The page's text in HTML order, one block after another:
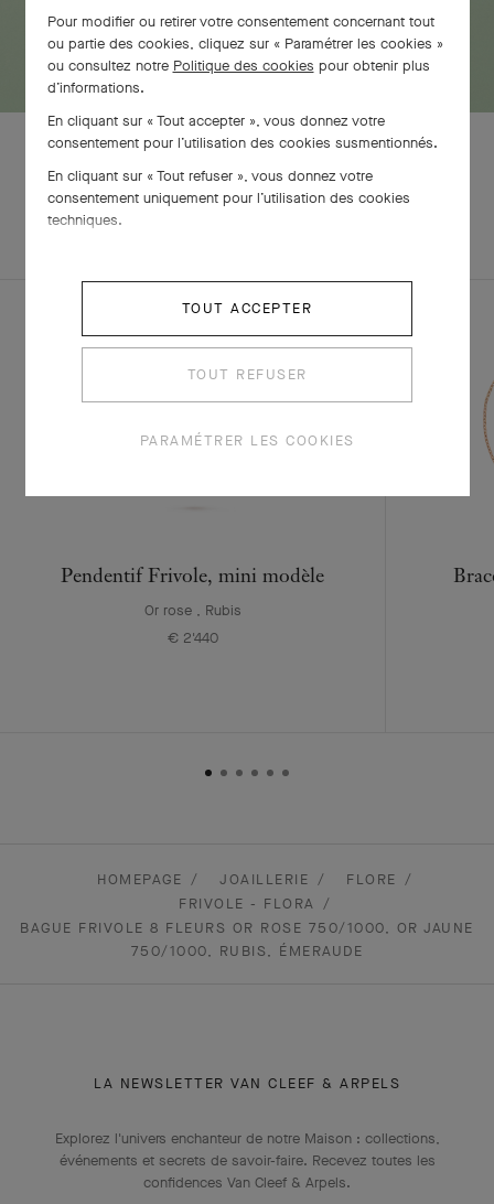
EXPLOREZ
Pendentif Frivole, mini modèle
Or rose , Rubis
€ 2'440
HOMEPAGE JOAILLERIE
FLORE
FRIVOLE - FLORA
BAGUE FRIVOLE 8 FLEURS OR ROSE 750/1000, OR JAUNE
750/1000, RUBIS, ÉMERAUDE
LA NEWSLETTER VAN CLEEF & ARPELS
Explorez l'univers enchanteur de notre Maison : collections,
événements et secrets de savoir-faire. Recevez toutes les
confidences Van Cleef & Arpels​.
Pour modifier ou retirer votre consentement concernant tout
ou partie des cookies, cliquez sur « Paramétrer les cookies »
ou consultez notre Politique des cookies pour obtenir plus
d’informations.
En cliquant sur « Tout accepter », vous donnez votre
consentement pour l’utilisation des cookies susmentionnés.
En cliquant sur « Tout refuser », vous donnez votre
consentement uniquement pour l’utilisation des cookies
techniques.
TOUT ACCEPTER
TOUT REFUSER
PARAMÉTRER LES COOKIES